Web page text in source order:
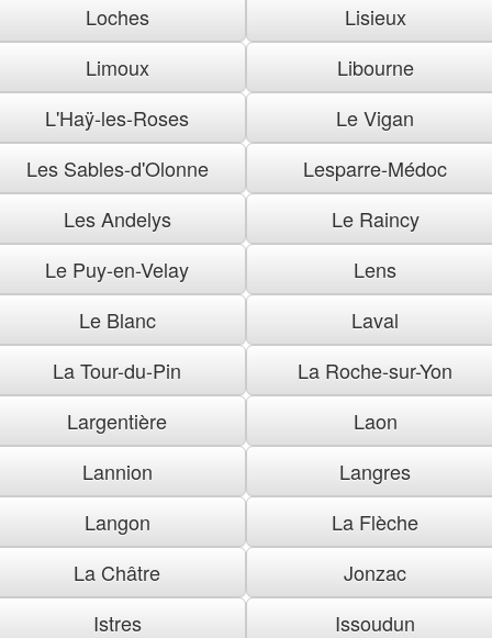
Loches
Lisieux
Limoux
Libourne
L'Haÿ-les-Roses
Le Vigan
Les Sables-d'Olonne
Lesparre-Médoc
Les Andelys
Le Raincy
Le Puy-en-Velay
Lens
Le Blanc
Laval
La Tour-du-Pin
La Roche-sur-Yon
Largentière
Laon
Lannion
Langres
Langon
La Flèche
La Châtre
Jonzac
Istres
Issoudun